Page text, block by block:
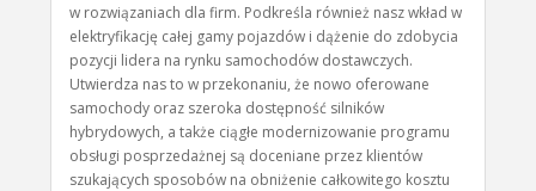
w rozwiązaniach dla firm. Podkreśla również nasz wkład w
elektryfikację całej gamy pojazdów i dążenie do zdobycia
pozycji lidera na rynku samochodów dostawczych.
Utwierdza nas to w przekonaniu, że nowo oferowane
samochody oraz szeroka dostępność silników
hybrydowych, a także ciągłe modernizowanie programu
obsługi posprzedażnej są doceniane przez klientów
szukających sposobów na obniżenie całkowitego kosztu